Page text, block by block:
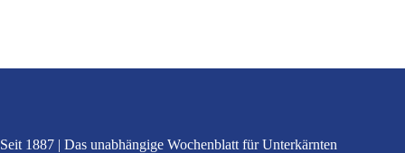
Seit 1887 Das unabhängige Wochenblatt für Unterkärnten